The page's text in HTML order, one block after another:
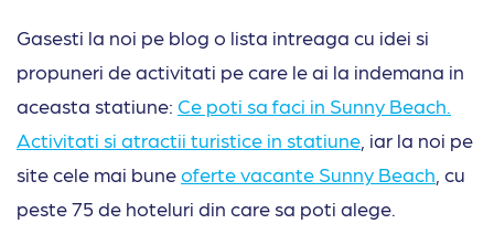
Gasesti la noi pe blog o lista intreaga cu idei si
propuneri de activitati pe care le ai la indemana in
aceasta statiune: Ce poti sa faci in Sunny Beach.
Activitati si atractii turistice in statiune , iar la noi pe
site cele mai buneoferte vacante Sunny Beach , cu
peste 75 de hoteluri din care sa poti alege.